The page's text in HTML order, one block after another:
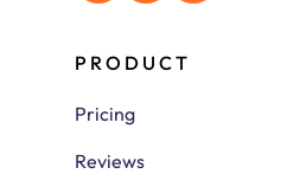
PRODUCT
Pricing
Reviews